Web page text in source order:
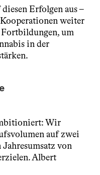
Erfolgen aus –
weiter
um
in der
Wir
auf zwei
von
Albert